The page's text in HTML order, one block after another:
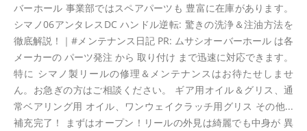
バーホール 事業部ではスペアパーツも 豊富に在庫があります。
シマノ06アンタレスDC ハンドル逆転: 驚きの洗浄＆注油方法を
徹底解説！｜#メンテナンス日記 PR: ムサシオーバーホール は各
メーカーの パーツ発注 から 取り付け まで迅速に対応できます。
特に シマノ製リールの修理＆メンテナンスはお待たせしませ
ん。お急ぎの方はご相談ください。 ギア用オイル＆グリス、通
常ベアリング用 オイル、ワンウェイクラッチ用グリス その他...
補充完了！ まずはオープン！リールの外見は綺麗でも中身が 異